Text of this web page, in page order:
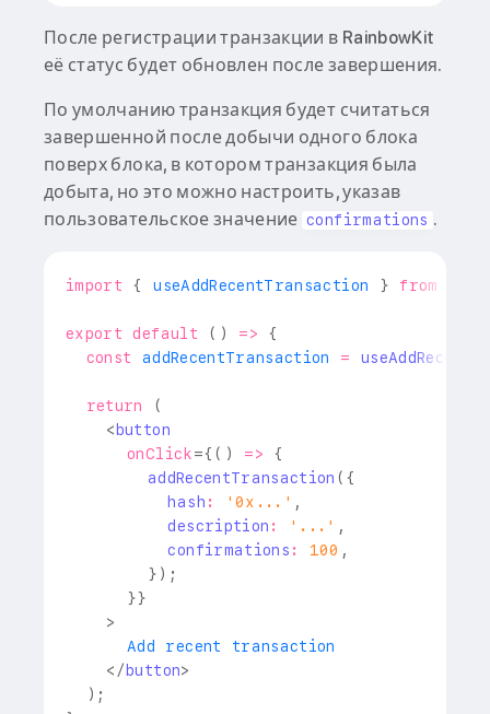
После регистрации транзакции в RainbowKit
её статус будет обновлен после завершения.
По умолчанию транзакция будет считаться
завершенной после добычи одного блока
поверх блока, в котором транзакция была
добыта, но это можно настроить, указав
пользовательское значение confirmations .
import { useAddRecentTransaction } from
export default ( ) =>
{
const addRecentTransaction =
return
(
< button
onClick={ ( ) =>
{
addRecentTransaction ( {
          hash
: '0x...' ,
          description
: '...' ,
          confirmations
: 100 ,
} ) ;
}}
>
      Add recent transaction
</ button>
) ;